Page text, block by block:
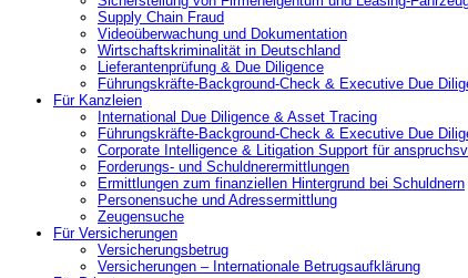
Supply Chain Fraud
Videoüberwachung und Dokumentation
Wirtschaftskriminalität in Deutschland
Lieferantenprüfung & Due Diligence
Führungskräfte-Background-Check & Executive Due
Für Kanzleien
International Due Diligence & Asset Tracing
Führungskräfte-Background-Check & Executive Due
Corporate Intelligence & Litigation Support für
Forderungs- und Schuldnerermittlungen
Ermittlungen zum finanziellen Hintergrund bei Schuldnern
Personensuche und Adressermittlung
Zeugensuche
Für Versicherungen
Versicherungsbetrug
Versicherungen – Internationale Betrugsaufklärung